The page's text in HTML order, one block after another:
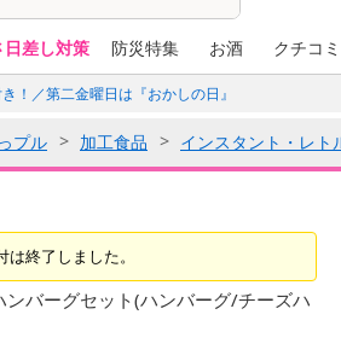
日差し対策 防災特集 お酒 クチコ
！／第二金曜日は『おかしの日』
プル 加工食品 インスタント・レト
終了しました。
バーグセット(ハンバーグ/チーズハ